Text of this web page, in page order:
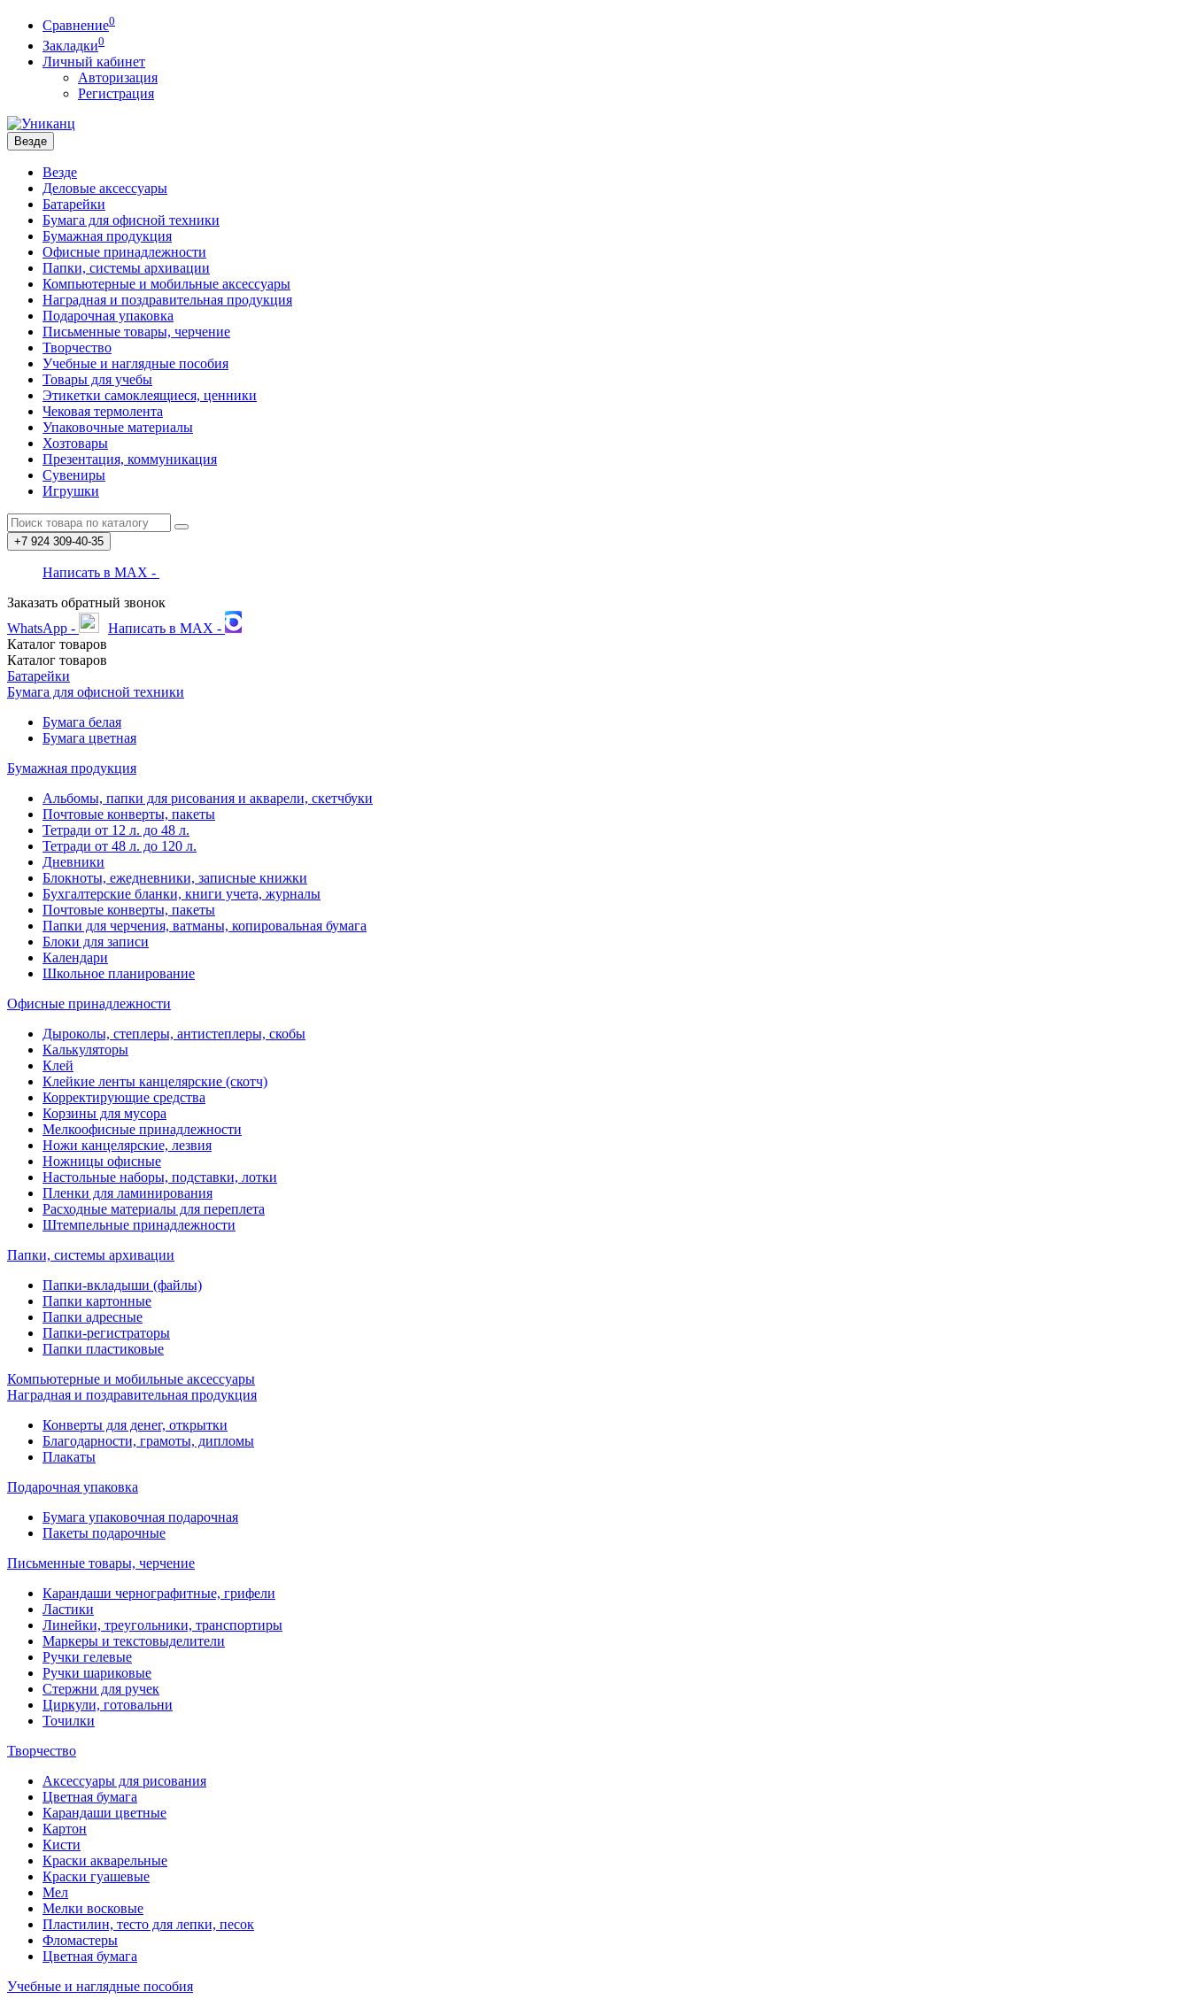
Сравнение0
Закладки0
Личный кабинет
Авторизация
Регистрация
Везде
Везде
Деловые аксессуары
Батарейки
Бумага для офисной техники
Бумажная продукция
Офисные принадлежности
Папки, системы архивации
Компьютерные и мобильные аксессуары
Наградная и поздравительная продукция
Подарочная упаковка
Письменные товары, черчение
Творчество
Учебные и наглядные пособия
Товары для учебы
Этикетки самоклеящиеся, ценники
Чековая термолента
Упаковочные материалы
Хозтовары
Презентация, коммуникация
Сувениры
Игрушки
+7 924 309-40-35
Написать в MAX -
Заказать обратный звонок
WhatsApp -
Написать в MAX -
Каталог товаров
Каталог товаров
Батарейки
Бумага для офисной техники
Бумага белая
Бумага цветная
Бумажная продукция
Альбомы, папки для рисования и акварели, скетчбуки
Почтовые конверты, пакеты
Тетради от 12 л. до 48 л.
Тетради от 48 л. до 120 л.
Дневники
Блокноты, ежедневники, записные книжки
Бухгалтерские бланки, книги учета, журналы
Почтовые конверты, пакеты
Папки для черчения, ватманы, копировальная бумага
Блоки для записи
Календари
Школьное планирование
Офисные принадлежности
Дыроколы, степлеры, антистеплеры, скобы
Калькуляторы
Клей
Клейкие ленты канцелярские (скотч)
Корректирующие средства
Корзины для мусора
Мелкоофисные принадлежности
Ножи канцелярские, лезвия
Ножницы офисные
Настольные наборы, подставки, лотки
Пленки для ламинирования
Расходные материалы для переплета
Штемпельные принадлежности
Папки, системы архивации
Папки-вкладыши (файлы)
Папки картонные
Папки адресные
Папки-регистраторы
Папки пластиковые
Компьютерные и мобильные аксессуары
Наградная и поздравительная продукция
Конверты для денег, открытки
Благодарности, грамоты, дипломы
Плакаты
Подарочная упаковка
Бумага упаковочная подарочная
Пакеты подарочные
Письменные товары, черчение
Карандаши чернографитные, грифели
Ластики
Линейки, треугольники, транспортиры
Маркеры и текстовыделители
Ручки гелевые
Ручки шариковые
Стержни для ручек
Циркули, готовальни
Точилки
Творчество
Аксессуары для рисования
Цветная бумага
Карандаши цветные
Картон
Кисти
Краски акварельные
Краски гуашевые
Мел
Мелки восковые
Пластилин, тесто для лепки, песок
Фломастеры
Цветная бумага
Учебные и наглядные пособия